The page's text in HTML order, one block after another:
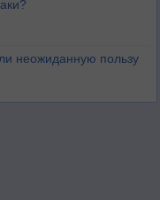
неожиданную пользу